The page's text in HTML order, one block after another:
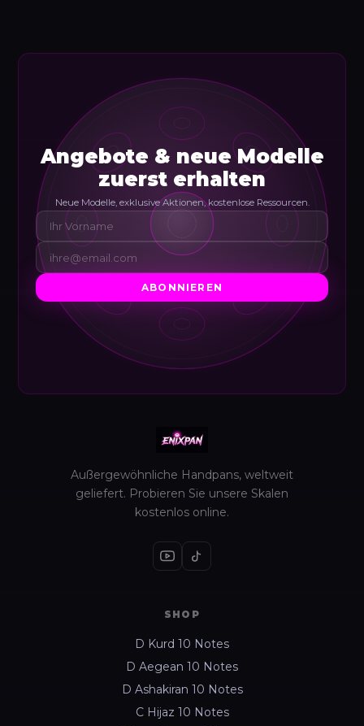
Angebote & neue Modelle
zuerst erhalten
Neue Modelle, exklusive Aktionen, kostenlose Ressourcen.
ABONNIEREN
Außergewöhnliche Handpans, weltweit
geliefert. Probieren Sie unsere Skalen
kostenlos online.
SHOP
D Kurd 10 Notes
D Aegean 10 Notes
D Ashakiran 10 Notes
C Hijaz 10 Notes